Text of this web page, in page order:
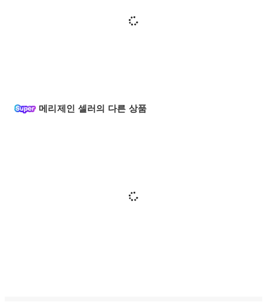
메리제인 셀러의 다른 상품